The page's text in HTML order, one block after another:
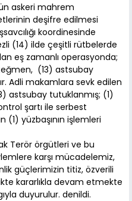
askeri mahrem
deşifre edilmesi
koordinesinde
(14) ilde çeşitli rütbelerde
eş zamanlı operasyonda;
(13) astsubay
Adli makamlara sevk edilen
astsubay tutuklanmış; (1)
şartı ile serbest
(1) yüzbaşının işlemleri
Terör örgütleri ve bu
karşı mücadelemiz,
güçlerimizin titiz, özverili
kararlıkla devam etmekte
duyurulur. denildi.